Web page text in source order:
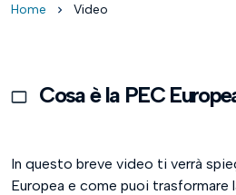
Home chevron_right Video
Cosa è la PEC
In questo breve video ti verrà
Europea e come puoi trasformare